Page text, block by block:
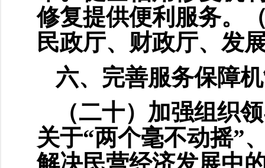
修复提供便利服务。
民政厅、财政厅、发
六、完善服务保障
（二十）加强组织
关于“两个毫不动摇”